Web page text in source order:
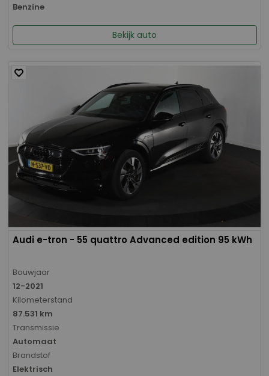
Benzine
Bekijk auto
Audi e-tron - 55 quattro Advanced edition 95 kWh
Bouwjaar
12-2021
Kilometerstand
87.531 km
Transmissie
Automaat
Brandstof
Elektrisch